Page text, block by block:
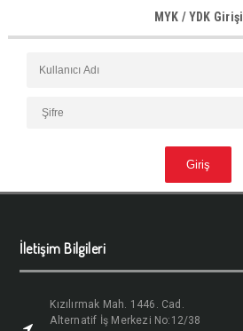
MYK / YDK Girişi
İletişim Bilgileri
Kızılırmak Mah. 1446. Cad.
Alternatif İş Merkezi No:12/38